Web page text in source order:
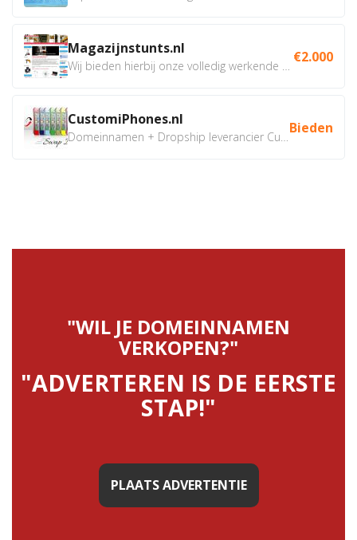
Magazijnstunts.nl €2.000
CustomiPhones.nl Bieden
"WIL JE DOMEINNAMEN
VERKOPEN?"
"ADVERTEREN IS DE EERSTE
STAP!"
PLAATS ADVERTENTIE